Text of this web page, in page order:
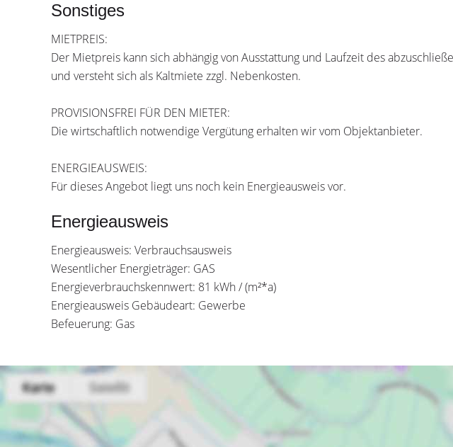
Sonstiges
MIETPREIS:
Der Mietpreis kann sich abhängig von Ausstattung und Laufzeit des
und versteht sich als Kaltmiete zzgl. Nebenkosten.
PROVISIONSFREI FÜR DEN MIETER:
Die wirtschaftlich notwendige Vergütung erhalten wir vom Objektanbieter.
ENERGIEAUSWEIS:
Für dieses Angebot liegt uns noch kein Energieausweis vor.
Energieausweis
Energieausweis: Verbrauchsausweis
Wesentlicher Energieträger: GAS
Energieverbrauchskennwert: 81 kWh / (m²*a)
Energieausweis Gebäudeart: Gewerbe
Befeuerung: Gas